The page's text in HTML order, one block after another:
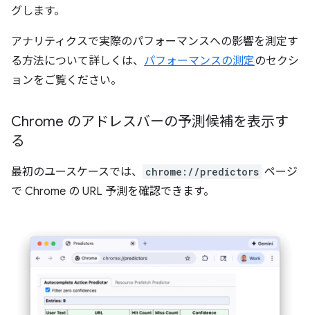
グします。
アナリティクスで実際のパフォーマンスへの影響を測定す
る方法について詳しくは、 パフォーマンスの測定のセクシ
ョンをご覧ください。
Chrome のアドレスバーの予測候補を表示す
る
最初のユースケースでは、 chrome://predictors ページ
で Chrome の URL 予測を確認できます。